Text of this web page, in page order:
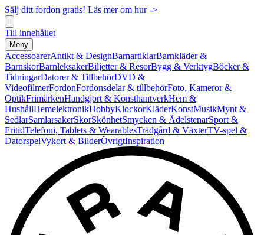
Sälj ditt fordon gratis! Läs mer om hur ->
Till innehållet
Meny
AccessoarerAntikt & DesignBarnartiklarBarnkläder &
BarnskorBarnleksakerBiljetter & ResorBygg & VerktygBöcker &
TidningarDatorer & TillbehörDVD &
VideofilmerFordonFordonsdelar & tillbehörFoto, Kameror &
OptikFrimärkenHandgjort & KonsthantverkHem &
HushållHemelektronikHobbyKlockorKläderKonstMusikMynt &
SedlarSamlarsakerSkorSkönhetSmycken & ÄdelstenarSport &
FritidTelefoni, Tablets & WearablesTrädgård & VäxterTV-spel &
DatorspelVykort & BilderÖvrigtInspiration